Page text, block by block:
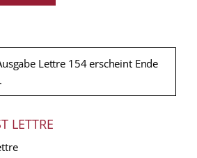
Lettre 154 erscheint Ende
LETTRE